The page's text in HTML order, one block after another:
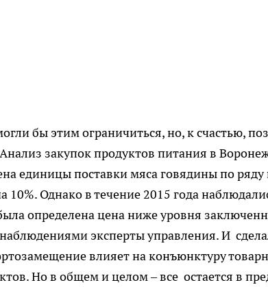
бы этим ограничиться, но, к счастью,
закупок продуктов питания в
единицы поставки мяса говядины по
10%. Однако в течение 2015 года
определена цена ниже уровня
эксперты управления. И
влияет на конъюнктуру
Но в общем и целом – все остается в